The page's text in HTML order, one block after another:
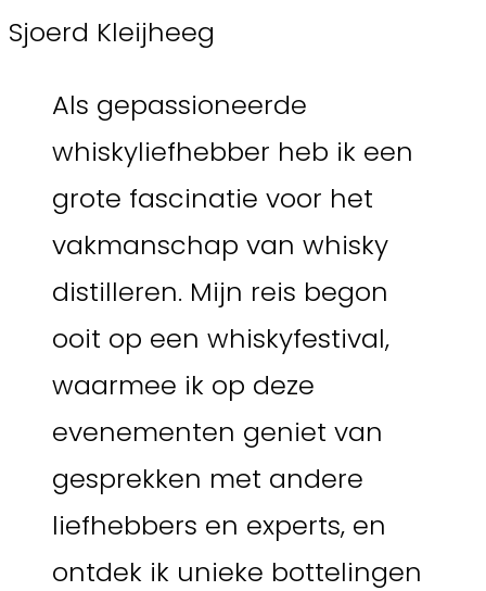
Sjoerd Kleijheeg
Als gepassioneerde
whiskyliefhebber heb ik een
grote fascinatie voor het
vakmanschap van whisky
distilleren. Mijn reis begon
ooit op een whiskyfestival,
waarmee ik op deze
evenementen geniet van
gesprekken met andere
liefhebbers en experts, en
ontdek ik unieke bottelingen